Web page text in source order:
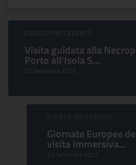
Sfoglia Eventi
EVENTO PRECEDENTE:
Visita guidata alla
Porto all'Isola S...
23 Settembre 2023
EVENTO SUCCESSIVO:
Giornate Europee
visita immersiva...
23 Settembre 2023